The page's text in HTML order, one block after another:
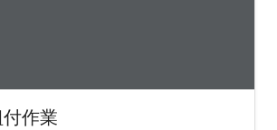
作業